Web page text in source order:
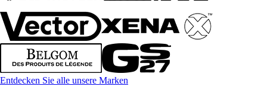
Entdecken Sie alle unsere Marken